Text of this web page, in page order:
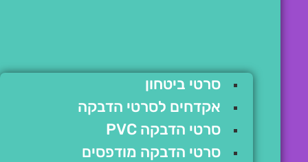
סרטי ביטחון
אקדחים לסרטי הדבקה
סרטי הדבקה PVC
סרטי הדבקה מודפסים